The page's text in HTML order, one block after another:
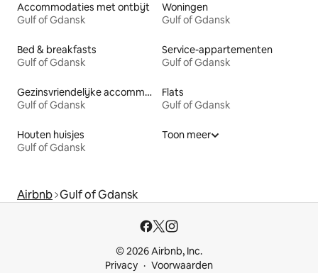
Accommodaties met ontbijt
Gulf of Gdansk
Woningen
Gulf of Gdansk
Bed & breakfasts
Gulf of Gdansk
Service-appartementen
Gulf of Gdansk
Gezinsvriendelijke accommodaties
Gulf of Gdansk
Flats
Gulf of Gdansk
Houten huisjes
Gulf of Gdansk
Toon meer
Airbnb Gulf of Gdansk
© 2026 Airbnb, Inc.
Privacy
Voorwaarden